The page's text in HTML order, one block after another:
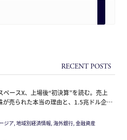
ペースX、上場後“初決算”を読む。売上
が売られた本当の理由と、1.5兆ドル企業
ジア, 地域別経済情報, 海外銀行, 金融資産